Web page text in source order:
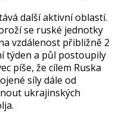
další aktivní oblastí.
se ruské jednotky
vzdálenost přibližně 2
týden a půl postoupily
píše, že cílem Ruska
síly dále od
ukrajinských